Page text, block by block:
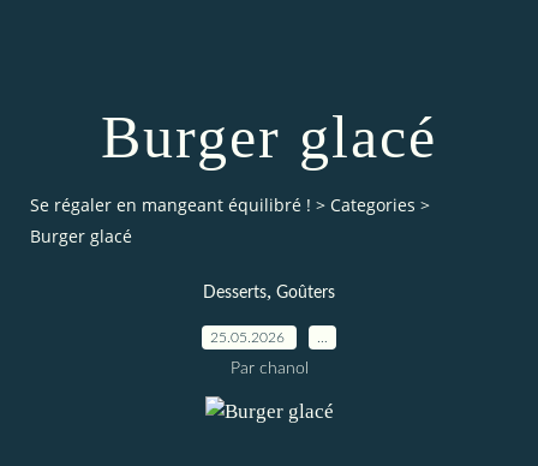
Burger glacé
Se régaler en mangeant équilibré ! > Categories >
Burger glacé
Desserts, Goûters
25.05.2026
Par chanol